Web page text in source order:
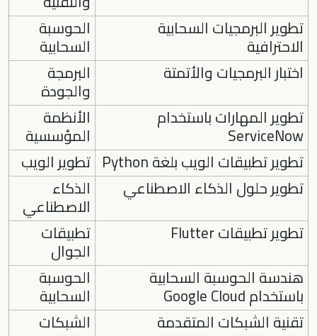
تطوير البرمجيات السحابية
الاحترافية
الحوسبة
السحابية
اختبار البرمجيات والأتمتة
البرمجة
والجودة
تطوير المهارات باستخدام
ServiceNow
الأنظمة
المؤسسية
تطوير تطبيقات الويب بلغة Python
تطوير الويب
تطوير حلول الذكاء الاصطناعي
الذكاء
الاصطناعي
تطوير تطبيقات Flutter
تطبيقات
الجوال
هندسة الحوسبة السحابية
باستخدام Google Cloud
الحوسبة
السحابية
تقنية الشبكات المتقدمة
الشبكات